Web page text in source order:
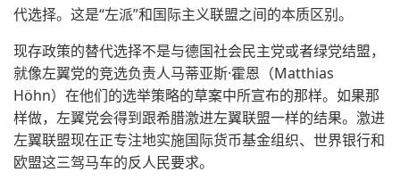
代选择。这是“左派”和国际主义联盟之间的本质区别。
现存政策的替代选择不是与德国社会民主党或者绿党结盟，
就像左翼党的竞选负责人马蒂亚斯·霍恩（Matthias
Höhn）在他们的选举策略的草案中所宣布的那样。如果那
样做，左翼党会得到跟希腊激进左翼联盟一样的结果。激进
左翼联盟现在正专注地实施国际货币基金组织、世界银行和
欧盟这三驾马车的反人民要求。